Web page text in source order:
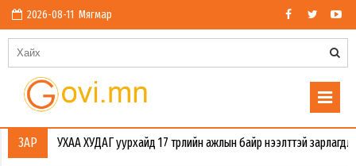
2026-08-11 Мягмар
ЗАР
ХУДАГ уурхайд 17 төрлийн ажлын байр нээлттэй зарлагдлаа.